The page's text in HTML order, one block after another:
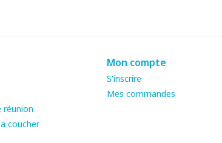
réunion
coucher
Mon compte
S'inscrire
Mes commandes